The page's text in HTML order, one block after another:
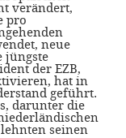
verändert,
pro
neue
jüngste
der EZB,
hat in
geführt.
darunter die
seinen